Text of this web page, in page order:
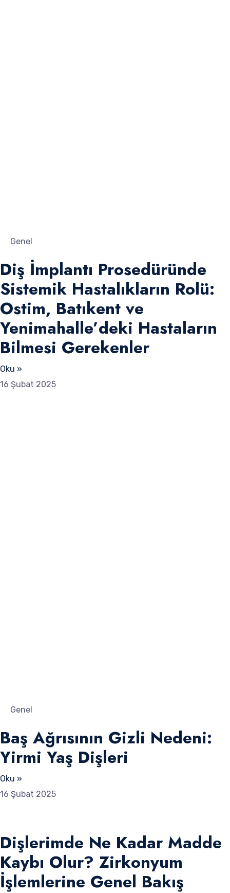
Genel
Diş İmplantı Prosedüründe
Sistemik Hastalıkların Rolü:
Ostim, Batıkent ve
Yenimahalle’deki Hastaların
Bilmesi Gerekenler
Oku »
16 Şubat 2025
Genel
Baş Ağrısının Gizli Nedeni:
Yirmi Yaş Dişleri
Oku »
16 Şubat 2025
Dişlerimde Ne Kadar Madde
Kaybı Olur? Zirkonyum
İşlemlerine Genel Bakış